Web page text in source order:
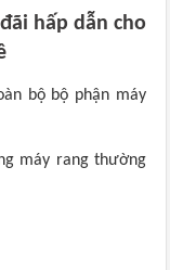
hấp dẫn cho
bộ bộ phận máy
máy rang thường